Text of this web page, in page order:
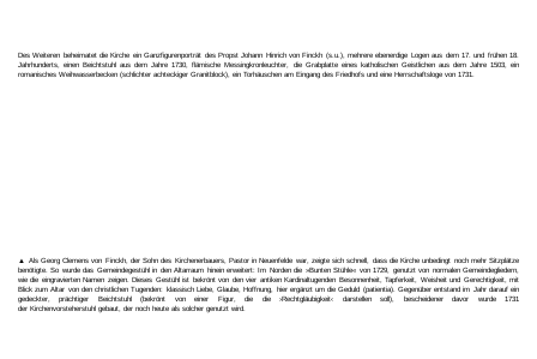
Des Weiteren beheimatet die Kirche ein Ganzfigurenporträt des Propst Johann Hinrich von Finckh (s.u.), mehrere ebenerdige Logen aus dem 17. und frühen 18.
Jahrhunderts, einen Beichtstuhl aus dem Jahre 1730, flämische Messingkronleuchter, die Grabplatte eines katholischen Geistlichen aus dem Jahre 1503, ein
romanisches Weihwasserbecken (schlichter achteckiger Granitblock), ein Torhäuschen am Eingang des Friedhofs und eine Herrschaftsloge von 1731.
▲ Als Georg Clemens von Finckh, der Sohn des Kirchenerbauers, Pastor in Neuenfelde war, zeigte sich schnell, dass die Kirche unbedingt noch mehr Sitzplätze
benötigte. So wurde das Gemeindegestühl in den Altarraum hinein erweitert: Im Norden die »Bunten Stühle« von 1729, genutzt von normalen Gemeindegliedern,
wie die eingravierten Namen zeigen. Dieses Gestühl ist bekrönt von den vier antiken Kardinaltugenden Besonnenheit, Tapferkeit, Weisheit und Gerechtigkeit, mit
Blick zum Altar von den christlichen Tugenden: klassisch Liebe, Glaube, Hoffnung, hier ergänzt um die Geduld (patientia). Gegenüber entstand im Jahr darauf ein
gedeckter, prächtiger Beichtstuhl (bekrönt von einer Figur, die die ›Rechtgläubigkeit‹ darstellen soll), bescheidener davor wurde 1731
der Kirchenvorsteherstuhl gebaut, der noch heute als solcher genutzt wird.